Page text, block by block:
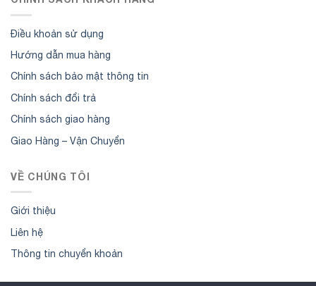
Điều khoản sử dụng
Hướng dẫn mua hàng
Chính sách bảo mật thông tin
Chính sách đổi trả
Chính sách giao hàng
Giao Hàng – Vận Chuyển
VỀ CHÚNG TÔI
Giới thiệu
Liên hệ
Thông tin chuyển khoản